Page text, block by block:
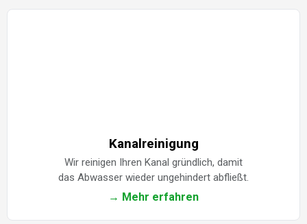
Kanalreinigung
Wir reinigen Ihren Kanal gründlich, damit
das Abwasser wieder ungehindert abfließt.
→ Mehr erfahren